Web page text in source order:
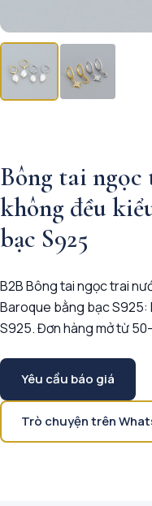
Bông tai
không đều
bạc S925
B2B Bông tai ngọc trai
Baroque bằng bạc
S925. Đơn hàng mở từ
Yêu cầu báo giá
Trò chuyện trên